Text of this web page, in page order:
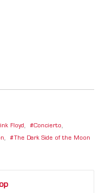
Floyd , Concierto,
, The Dark Side of the Moon